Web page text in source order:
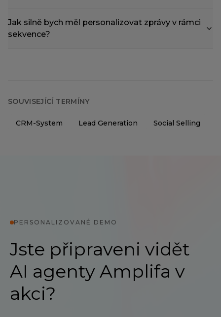
Jak silně bych měl personalizovat zprávy v rámci
sekvence?
SOUVISEJÍCÍ TERMÍNY
CRM-System Lead Generation Social Selling
PERSONALIZOVANÉ DEMO
Jste připraveni vidět
AI agenty Amplifa v
akci?